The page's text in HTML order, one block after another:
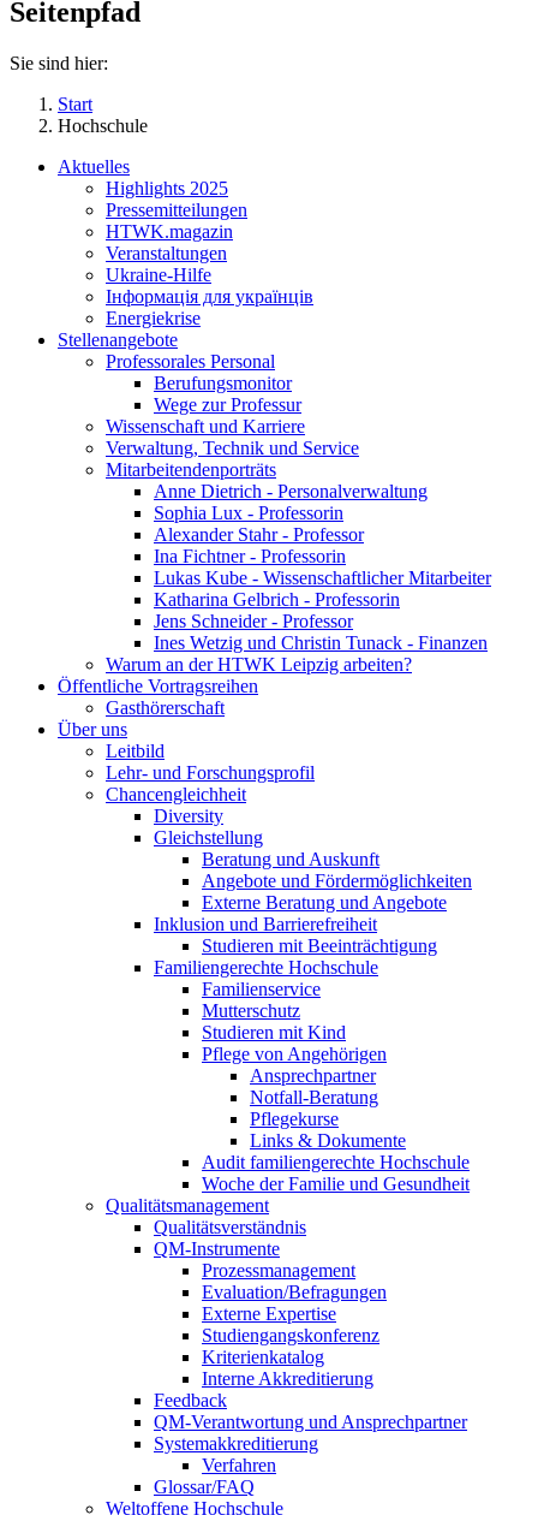
Seitenpfad
Sie sind hier:
Start
Hochschule
Aktuelles
Highlights 2025
Pressemitteilungen
HTWK.magazin
Veranstaltungen
Ukraine-Hilfe
Інформація для українців
Energiekrise
Stellenangebote
Professorales Personal
Berufungsmonitor
Wege zur Professur
Wissenschaft und Karriere
Verwaltung, Technik und Service
Mitarbeitendenporträts
Anne Dietrich - Personalverwaltung
Sophia Lux - Professorin
Alexander Stahr - Professor
Ina Fichtner - Professorin
Lukas Kube - Wissenschaftlicher Mitarbeiter
Katharina Gelbrich - Professorin
Jens Schneider - Professor
Ines Wetzig und Christin Tunack - Finanzen
Warum an der HTWK Leipzig arbeiten?
Öffentliche Vortragsreihen
Gasthörerschaft
Über uns
Leitbild
Lehr- und Forschungsprofil
Chancengleichheit
Diversity
Gleichstellung
Beratung und Auskunft
Angebote und Fördermöglichkeiten
Externe Beratung und Angebote
Inklusion und Barrierefreiheit
Studieren mit Beeinträchtigung
Familiengerechte Hochschule
Familienservice
Mutterschutz
Studieren mit Kind
Pflege von Angehörigen
Ansprechpartner
Notfall-Beratung
Pflegekurse
Links & Dokumente
Audit familiengerechte Hochschule
Woche der Familie und Gesundheit
Qualitätsmanagement
Qualitätsverständnis
QM-Instrumente
Prozessmanagement
Evaluation/Befragungen
Externe Expertise
Studiengangskonferenz
Kriterienkatalog
Interne Akkreditierung
Feedback
QM-Verantwortung und Ansprechpartner
Systemakkreditierung
Verfahren
Glossar/FAQ
Weltoffene Hochschule